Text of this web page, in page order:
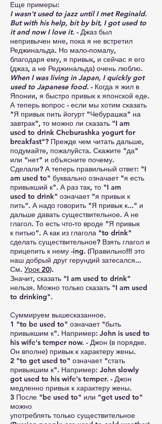
Еще примеры:
I wasn't used to jazz until I met Reginald.
But with his help, bit by bit, I got used to
it and now I love it. - Джаз был
непривычен мне, пока я не встретил
Реджинальда. Но мало-помалу,
благодаря ему, я привык, и сейчас я его
(джаз, а не Реджинальда) очень люблю.
When I was living in Japan, I quickly got
used to Japanese food. - Когда я жил в
Японии, я быстро привык к японской еде.
А теперь вопрос - если мы хотим сказать
"Я привык пить йогурт "Чебурашка" на
завтрак", то можно ли сказать "I am
used to drink Cheburashka yogurt for
breakfast"? Прежде чем читать дальше,
подумайте, пожалуйста. Скажите "да"
или "нет" и объясните почему.
Сделали? А теперь правильный ответ: "I
am used to" буквально означает "я есть
привыкший к". А раз так, то "I am
used to drink" означает "я привык к
пить". А надо говорить "Я привык к..." и
дальше давать существительное. А не
глагол. То есть что-то вроде "Я привык
к питью". А как из глагола "to drink"
сделать существительное? Взять глагол и
прицепить к нему -ing. (Правильно!!! это
наш добрый друг герундий затесался...
См. Урок 20).
Значит, сказать "I am used to drink"
нельзя. Можно только сказать "I am used
to drinking".
Суммируем вышесказанное.
1 "to be used to" означает "быть
привыкшим к". Например: John is used to
his wife's temper now. - Джон (в порядке.
Он вполне) привык к характеру жены.
2 "to get used to" означает "стать
привыкшим к". Например: John slowly
got used to his wife's temper. - Джон
медленно привык к характеру жены.
3 После "be used to" или "get used to"
можно
употреблять только существительное